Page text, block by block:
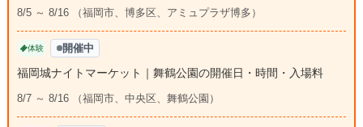
8/5 ～ 8/16 （福岡市、博多区、アミュプラザ博多）
体験 開催中
福岡城ナイトマーケット｜舞鶴公園の開催日・時間・入場料
8/7 ～ 8/16 （福岡市、中央区、舞鶴公園）